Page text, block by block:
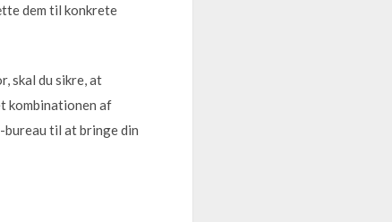
dem til konkrete
skal du sikre, at
kombinationen af
bureau til at bringe din